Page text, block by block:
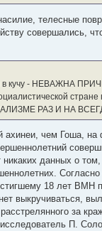
телесные
совершались,
в кучу - НЕВАЖНА
стране
РАЗ И НА
ахинеи, чем Гоша,
никаких данных о
18 лет ВМН
выкручиваться,
за
П.